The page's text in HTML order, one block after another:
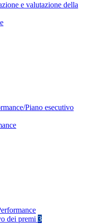
e valutazione della
Piano esecutivo
dei premi 3